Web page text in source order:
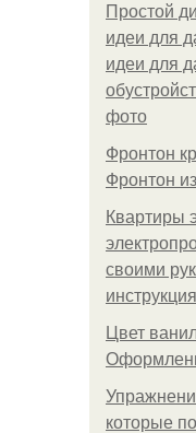
Простой
идеи для
идеи для
фото
Фронтон
Фронтон
Квартиры
своими
инструкция
Цвет
которые